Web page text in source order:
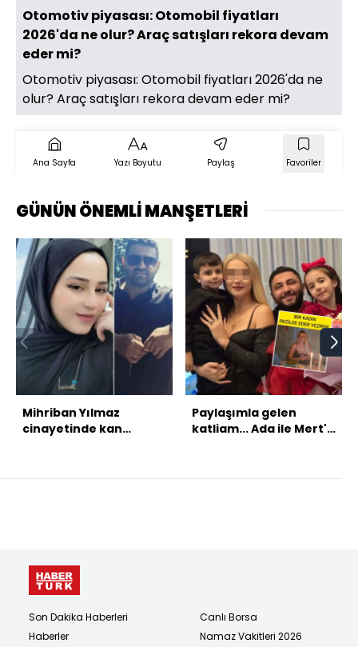
Otomotiv piyasası: Otomobil fiyatları
2026'da ne olur? Araç satışları rekora devam
eder mi?
Otomotiv piyasası: Otomobil fiyatları 2026'da ne
olur? Araç satışları rekora devam eder mi?
Ana Sayfa Yazı Boyutu Paylaş Favoriler
GÜNÜN ÖNEMLİ MANŞETLERİ
Mihriban Yılmaz
cinayetinde kan
Paylaşımla gelen
katliam... Ada ile Mert'i
Son Dakika Haberleri
Haberler
Canlı Borsa
Namaz Vakitleri 2026